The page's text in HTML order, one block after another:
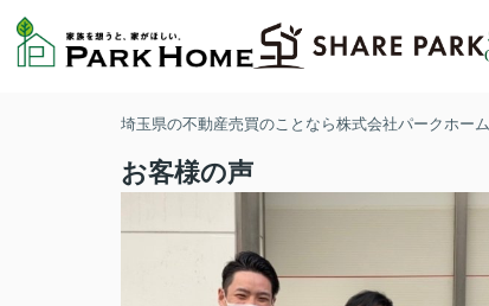
埼玉県の不動産売買のことなら株式会社パークホーム
お客様の声